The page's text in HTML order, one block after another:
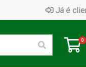
Já é
0